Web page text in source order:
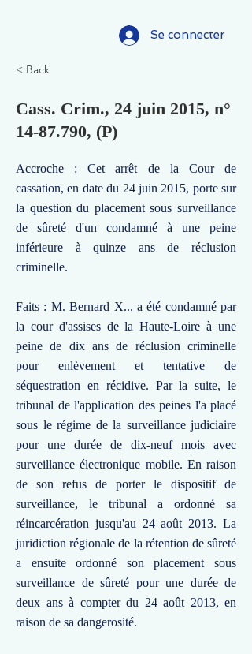
Se connecter
< Back
Cass. Crim., 24 juin 2015, n°
14-87.790, (P)
Accroche : Cet arrêt de la Cour de
cassation, en date du 24 juin 2015, porte sur
la question du placement sous surveillance
de sûreté d'un condamné à une peine
inférieure à quinze ans de réclusion
criminelle.
Faits : M. Bernard X... a été condamné par
la cour d'assises de la Haute-Loire à une
peine de dix ans de réclusion criminelle
pour enlèvement et tentative de
séquestration en récidive. Par la suite, le
tribunal de l'application des peines l'a placé
sous le régime de la surveillance judiciaire
pour une durée de dix-neuf mois avec
surveillance électronique mobile. En raison
de son refus de porter le dispositif de
surveillance, le tribunal a ordonné sa
réincarcération jusqu'au 24 août 2013. La
juridiction régionale de la rétention de sûreté
a ensuite ordonné son placement sous
surveillance de sûreté pour une durée de
deux ans à compter du 24 août 2013, en
raison de sa dangerosité.